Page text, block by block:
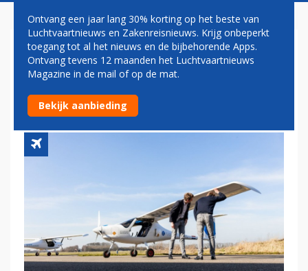
TRANSAVIA-PILOTEN IN
OPLEIDING VLIEGEN VOOR
HET EERST ELEKTRISCH
Ontvang een jaar lang 30% korting op het beste van
Luchtvaartnieuws en Zakenreisnieuws. Krijg onbeperkt
toegang tot al het nieuws en de bijbehorende Apps.
Ontvang tevens 12 maanden het Luchtvaartnieuws
Magazine in de mail of op de mat.
Bekijk aanbieding